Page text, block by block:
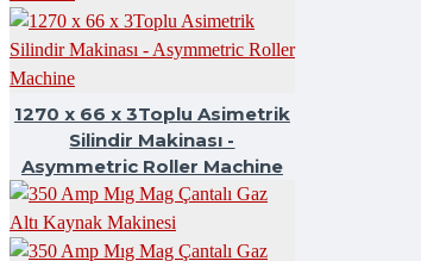
1270 x 66 x 3Toplu Asimetrik
Silindir Makinası -
Asymmetric Roller Machine